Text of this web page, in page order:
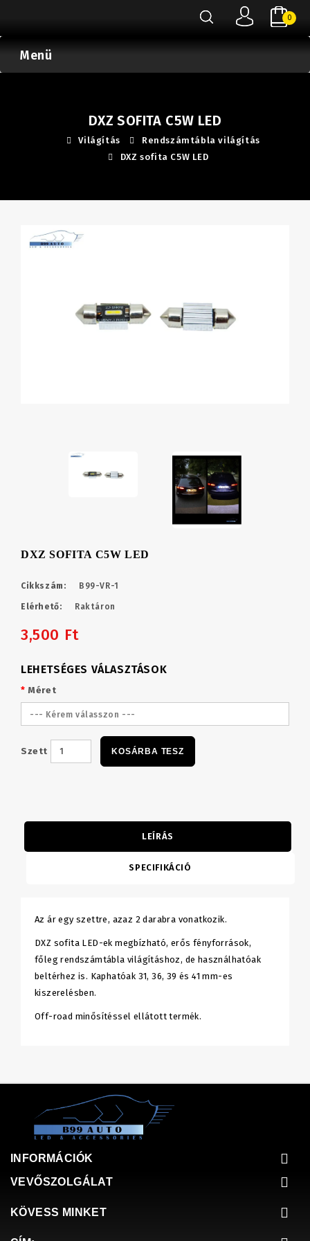
0
Menü
DXZ SOFITA C5W LED
Világítás
Rendszámtábla világítás
DXZ sofita C5W LED
DXZ SOFITA C5W LED
Cikkszám: B99-VR-1
Elérhető: Raktáron
3,500 Ft
LEHETSÉGES VÁLASZTÁSOK
Méret
--- Kérem válasszon ---
Szett KOSÁRBA TESZ
LEÍRÁS
SPECIFIKÁCIÓ
Az ár egy szettre, azaz 2 darabra vonatkozik.
DXZ sofita LED-ek megbízható, erős fényforrások,
főleg rendszámtábla világításhoz, de használhatóak
beltérhez is. Kaphatóak 31, 36, 39 és 41 mm-es
kiszerelésben.
Off-road minősítéssel ellátott termék.
INFORMÁCIÓK
VEVŐSZOLGÁLAT
KÖVESS MINKET